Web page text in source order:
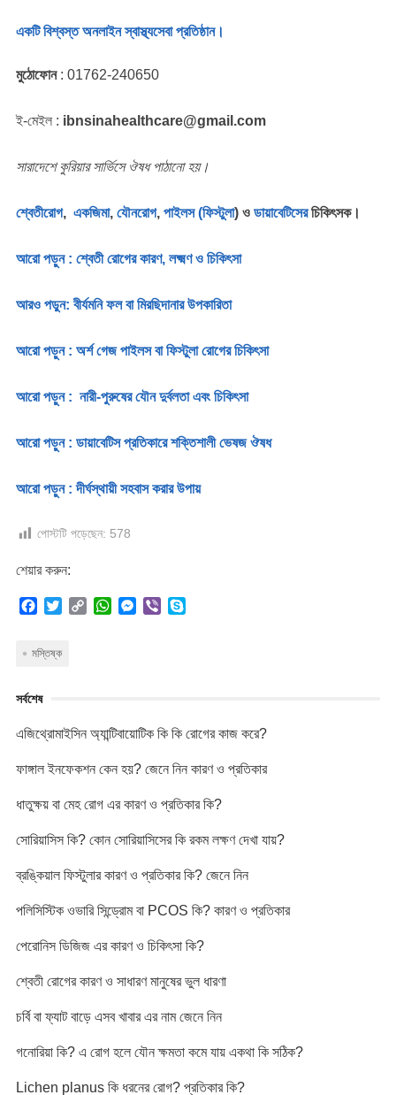
একটি বিশ্বস্ত অনলাইন স্বাস্থ্যসেবা প্রতিষ্ঠান।
মুঠোফোন: 01762-240650
ই-মেইল : ibnsinahealthcare@gmail.com
সারাদেশে কুরিয়ার সার্ভিসে ঔষধ পাঠানো হয়।
শ্বেতীরোগ, একজিমা, যৌনরোগ,পাইলস (ফিস্টুলা) ও ডায়াবেটিসেরচিকিৎসক।
আরো পড়ুন : শ্বেতী রোগের কারণ, লক্ষ্মণ ও চিকিৎসা
আরও পড়ুন: বীর্যমনি ফল বা মিরছিদানার উপকারিতা
আরো পড়ুন : অর্শ গেজ পাইলস বা ফিস্টুলা রোগের চিকিৎসা
আরো পড়ুন : নারী-পুরুষের যৌন দুর্বলতা এবং চিকিৎসা
আরো পড়ুন : ডায়াবেটিস প্রতিকারে শক্তিশালী ভেষজ ঔষধ
আরো পড়ুন : দীর্ঘস্থায়ী সহবাস করার উপায়
পোস্টটি পড়েছেন: 578
শেয়ার করুন:
e
o
k
t
C
k
W
p
M
e
V
মস্তিষ্ক
সর্বশেষ
এজিথ্রোমাইসিন অ্যান্টিবায়োটিক কি কি রোগের কাজ করে?
ফাঙ্গাল ইনফেকশন কেন হয়? জেনে নিন কারণ ও প্রতিকার
ধাতুক্ষয় বা মেহ রোগ এর কারণ ও প্রতিকার কি?
সোরিয়াসিস কি? কোন সোরিয়াসিসের কি রকম লক্ষণ দেখা যায়?
ব্রঙ্কিয়াল ফিস্টুলার কারণ ও প্রতিকার কি? জেনে নিন
পলিসিস্টিক ওভারি সিন্ড্রোম বা PCOS কি? কারণ ও প্রতিকার
পেরোনিস ডিজিজ এর কারণ ও চিকিৎসা কি?
শ্বেতী রোগের কারণ ও সাধারণ মানুষের ভুল ধারণা
চর্বি বা ফ্যাট বাড়ে এসব খাবার এর নাম জেনে নিন
গনোরিয়া কি? এ রোগ হলে যৌন ক্ষমতা কমে যায় একথা কি সঠিক?
Lichen planus কি ধরনের রোগ? প্রতিকার কি?